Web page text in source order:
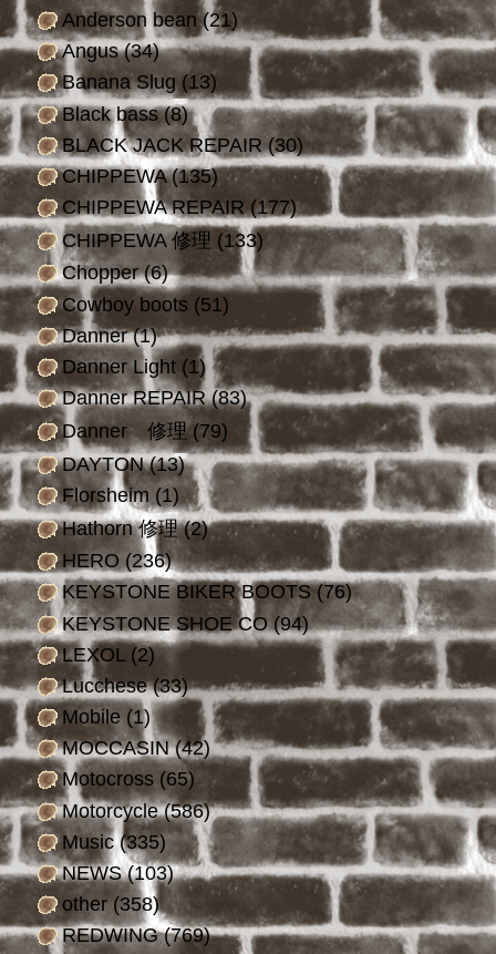
Anderson bean(21)
Angus(34)
Banana Slug(13)
Black bass(8)
BLACK JACK REPAIR(30)
CHIPPEWA(135)
CHIPPEWA REPAIR(177)
CHIPPEWA 修理 (133)
Chopper(6)
Cowboy boots (51)
Danner(1)
Danner Light(1)
Danner REPAIR(83)
Danner 修理(79)
DAYTON(13)
Florsheim (1)
Hathorn 修理(2)
HERO (236)
KEYSTONE BIKER BOOTS(76)
KEYSTONE SHOE CO(94)
LEXOL(2)
Lucchese(33)
Mobile(1)
MOCCASIN(42)
Motocross(65)
Motorcycle(586)
Music(335)
NEWS(103)
other(358)
REDWING(769)